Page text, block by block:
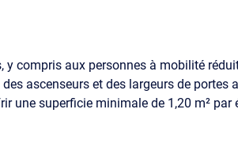
compris aux personnes à mobilité
ascenseurs et des largeurs de
une superficie minimale de 1,20 m²